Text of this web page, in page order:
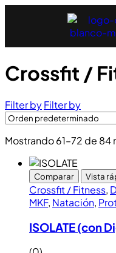
Crossfit /
Filter byFilter by
Mostrando 61–72 de 84
Comparar Vista
Crossfit / Fitness,
MKF, Natación,
ISOLATE (con